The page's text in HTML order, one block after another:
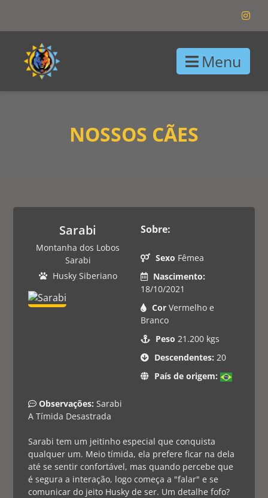
Menu
NOSSOS CÃES
Sarabi
Montanha dos Lobos
Sarabi
Husky Siberiano
Sobre:
Sexo Fêmea
Nascimento:
18/10/2021
CorVermelho e
Branco
Peso 21.200 kgs
Descendentes: 20
País de origem:
Observações: Sarabi
A Tímida Desastrada
Sarabi tem um jeitinho especial que conquista
qualquer um. Meio tímida, ela prefere ficar na dela
até se sentir confortável, mas quando percebe que
é segura a interação, logo começa a "falar" e se
comunicar do jeito Husky de ser. Um detalhe fofo?